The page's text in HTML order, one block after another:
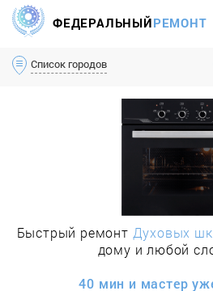
ФЕДЕРАЛЬНЫЙРЕМОНТ
Список городов
Быстрый ремонт Духовых
дому и любой
40 мин и мастер